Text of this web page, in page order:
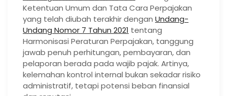
Ketentuan Umum dan Tata Cara Perpajakan
yang telah diubah terakhir dengan Undang-
Undang Nomor 7 Tahun 2021 tentang
Harmonisasi Peraturan Perpajakan, tanggung
jawab penuh perhitungan, pembayaran, dan
pelaporan berada pada wajib pajak. Artinya,
kelemahan kontrol internal bukan sekadar risiko
administratif, tetapi potensi beban finansial